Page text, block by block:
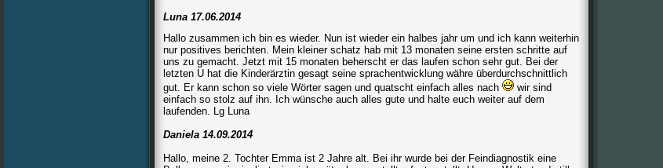
Luna 17.06.2014
Hallo zusammen ich bin es wieder. Nun ist wieder ein halbes jahr um und ich kann weiterhin
nur positives berichten. Mein kleiner schatz hab mit 13 monaten seine ersten schritte auf
uns zu gemacht. Jetzt mit 15 monaten beherscht er das laufen schon sehr gut. Bei der
letzten U hat die Kinderärztin gesagt seine sprachentwicklung währe überdurchschnittlich
gut. Er kann schon so viele Wörter sagen und quatscht einfach alles nach
wir sind
einfach so stolz auf ihn. Ich wünsche auch alles gute und halte euch weiter auf dem
laufenden. Lg Luna
Daniela 14.09.2014
Hallo, meine 2. Tochter Emma ist 2 Jahre alt. Bei ihr wurde bei der Feindiagnostik eine